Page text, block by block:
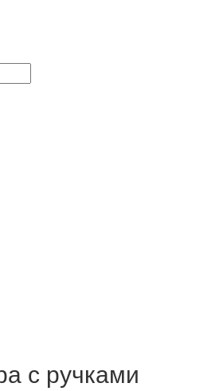
с ручками